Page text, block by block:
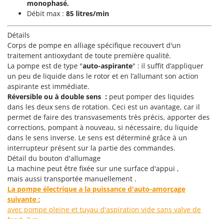
Pulvérisateurs
Pulvérisateurs portés
R
Rafraîchisseurs d'air par évaporation
Rampes de chargement en aluminium
Râpes à fromage électriques
Râteaux pour tracteur
Remplisseuses
Robots nettoyeurs de piscine
Robots Tondeuses
Rogneuses de souches
Rouleaux pour tracteur
S
Scies à os
Scies à Ruban
GRIFO
GVS
GYS
H
Hailo
Helvi
Henx
HiKOKI
Honda
I
Idromatic
Il-Tec
Imperia
Infaco
Intec
monophasé.
Débit max : 85 litres/min
Détails
Corps de pompe en alliage spécifique recouvert d'un
traitement antioxydant de toute première qualité.
La pompe est de type "auto-aspirante" : il suffit d’appliquer
un peu de liquide dans le rotor et en l’allumant son action
aspirante est immédiate.
Réversible ou à double sens : peut pomper des liquides
dans les deux sens de rotation. Ceci est un avantage, car il
permet de faire des transvasements très précis, apporter des
corrections, pompant à nouveau, si nécessaire, du liquide
dans le sens inverse. Le sens est déterminé grâce à un
interrupteur présent sur la partie des commandes.
Détail du bouton d'allumage
La machine peut être fixée sur une surface d'appui ,
mais aussi transportée manuellement .
La pompe électrique a la puissance d'auto-amorçage
suivante :
avec pompe pleine et tuyau d'aspiration vide sans valve de